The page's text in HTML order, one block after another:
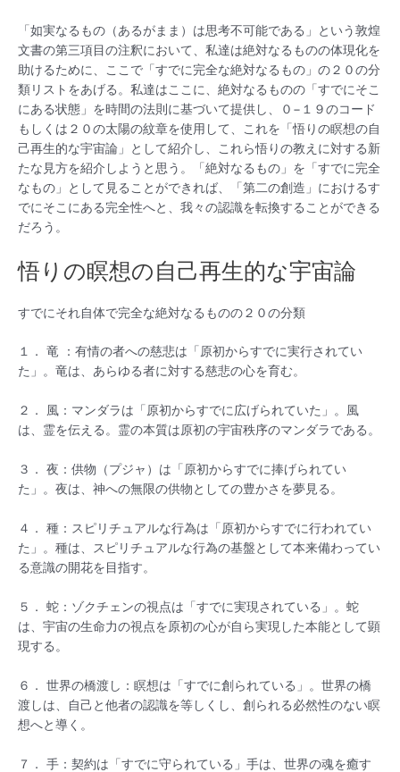
「如実なるもの（あるがまま）は思考不可能である」という敦煌
文書の第三項目の注釈において、私達は絶対なるものの体現化を
助けるために、ここで「すでに完全な絶対なるもの」の２０の分
類リストをあげる。私達はここに、絶対なるものの「すでにそこ
にある状態」を時間の法則に基づいて提供し、０−１９のコード
もしくは２０の太陽の紋章を使用して、これを「悟りの瞑想の自
己再生的な宇宙論」として紹介し、これら悟りの教えに対する新
たな見方を紹介しようと思う。「絶対なるもの」を「すでに完全
なもの」として見ることができれば、「第二の創造」におけるす
でにそこにある完全性へと、我々の認識を転換することができる
だろう。
悟りの瞑想の自己再生的な宇宙論
すでにそれ自体で完全な絶対なるものの２０の分類
１． 竜 ：有情の者への慈悲は「原初からすでに実行されてい
た」。竜は、あらゆる者に対する慈悲の心を育む。
２． 風：マンダラは「原初からすでに広げられていた」。風
は、霊を伝える。霊の本質は原初の宇宙秩序のマンダラである。
３． 夜：供物（プジャ）は「原初からすでに捧げられてい
た」。夜は、神への無限の供物としての豊かさを夢見る。
４． 種：スピリチュアルな行為は「原初からすでに行われてい
た」。種は、スピリチュアルな行為の基盤として本来備わってい
る意識の開花を目指す。
５． 蛇：ゾクチェンの視点は「すでに実現されている」。蛇
は、宇宙の生命力の視点を原初の心が自ら実現した本能として顕
現する。
６． 世界の橋渡し：瞑想は「すでに創られている」。世界の橋
渡しは、自己と他者の認識を等しくし、創られる必然性のない瞑
想へと導く。
７． 手：契約は「すでに守られている」手は、世界の魂を癒す